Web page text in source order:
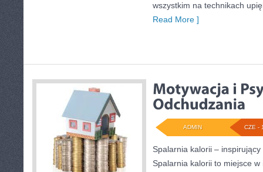
wszystkim na technikach
Read More ]
CZE -
ADMIN
Spalarnia kalorii –
Spalarnia kalorii to miejsce